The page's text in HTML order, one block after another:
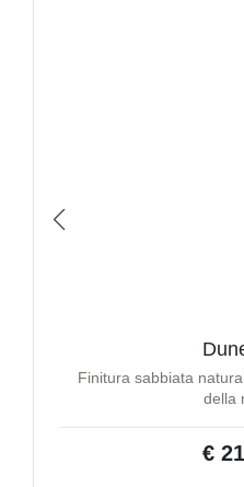
Finitura sabbiata
della
€